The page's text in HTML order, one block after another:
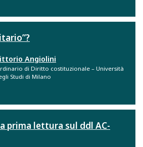
Angiolini
di Diritto costituzionale – Università
Studi di Milano
prima lettura sul ddl AC-